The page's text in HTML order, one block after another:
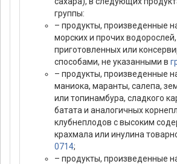
группы:
– продукты, произведенные
морских и прочих водорослей,
приготовленных или
способами, не указанными в
– продукты, произведенные
маниока, маранты, салепа,
или топинамбура, сладкого
батата и аналогичных
клубнеплодов с высоким
крахмала или инулина
0714;
– продукты, произведенные